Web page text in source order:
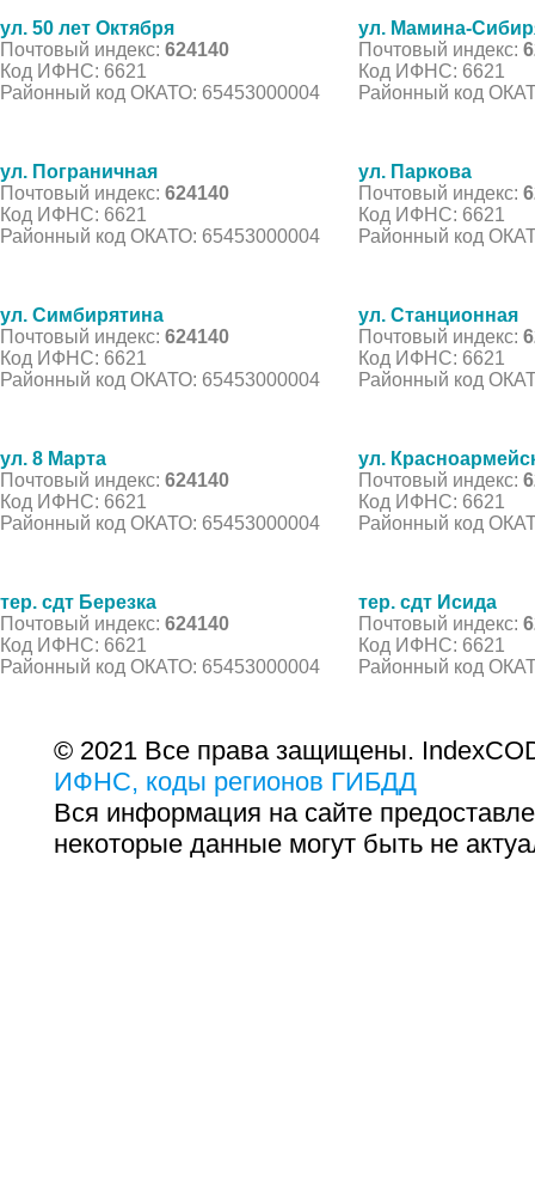
ул. 50 лет Октября
Почтовый индекс: 624140
Код ИФНС: 6621
Районный код ОКАТО: 65453000004
ул. Мамина-
Почтовый индекс:
Код ИФНС: 6621
Районный код
ул. Пограничная
Почтовый индекс: 624140
Код ИФНС: 6621
Районный код ОКАТО: 65453000004
ул. Паркова
Почтовый индекс:
Код ИФНС: 6621
Районный код
ул. Симбирятина
Почтовый индекс: 624140
Код ИФНС: 6621
Районный код ОКАТО: 65453000004
ул. Станционная
Почтовый индекс:
Код ИФНС: 6621
Районный код
ул. 8 Марта
Почтовый индекс: 624140
Код ИФНС: 6621
Районный код ОКАТО: 65453000004
ул.
Почтовый индекс:
Код ИФНС: 6621
Районный код
тер. сдт Березка
Почтовый индекс: 624140
Код ИФНС: 6621
Районный код ОКАТО: 65453000004
тер. сдт Исида
Почтовый индекс:
Код ИФНС: 6621
Районный код
© 2021 Все права защищены.
ИФНС, коды регионов ГИБДД
Вся информация на сайте
некоторые данные могут быть не